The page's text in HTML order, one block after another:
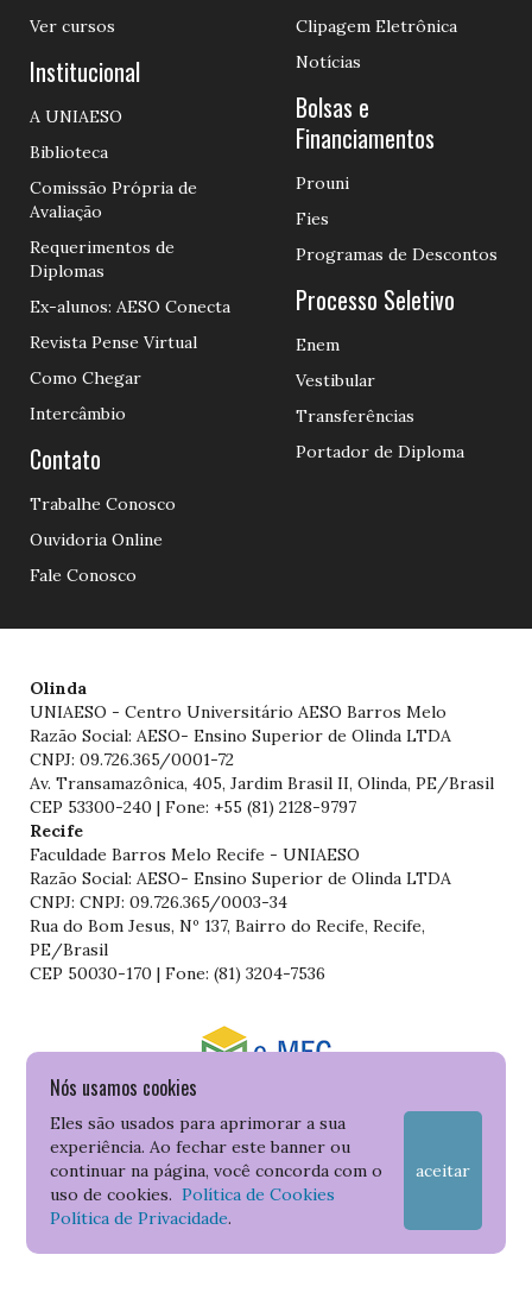
Nós usamos cookies
Eles são usados para aprimorar a sua
experiência. Ao fechar este banner ou
continuar na página, você concorda com o
uso de cookies.Política de Cookies
Política de Privacidade.
aceitar
Ver cursos
Institucional
A UNIAESO
Biblioteca
Comissão Própria de
Avaliação
Requerimentos de
Diplomas
Ex-alunos: AESO Conecta
Revista Pense Virtual
Como Chegar
Intercâmbio
Contato
Trabalhe Conosco
Ouvidoria Online
Fale Conosco
Clipagem Eletrônica
Notícias
Bolsas e
Financiamentos
Prouni
Fies
Programas de Descontos
Processo Seletivo
Enem
Vestibular
Transferências
Portador de Diploma
Olinda
UNIAESO - Centro Universitário AESO Barros Melo
Razão Social: AESO- Ensino Superior de Olinda LTDA
CNPJ: 09.726.365/0001-72
Av. Transamazônica, 405, Jardim Brasil II, Olinda, PE/Brasil
CEP 53300-240 | Fone: +55 (81) 2128-9797
Recife
Faculdade Barros Melo Recife - UNIAESO
Razão Social: AESO- Ensino Superior de Olinda LTDA
CNPJ: CNPJ: 09.726.365/0003-34
Rua do Bom Jesus, Nº 137, Bairro do Recife, Recife,
PE/Brasil
CEP 50030-170 | Fone: (81) 3204-7536
Consulte o cadastro da Instituição no Sistema do e-MEC